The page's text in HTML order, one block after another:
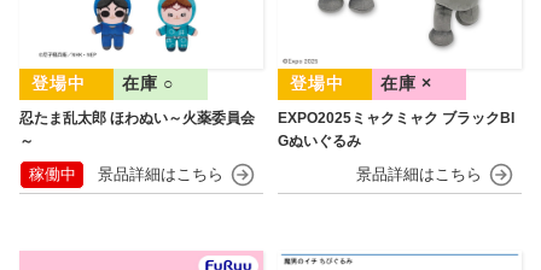
忍たま乱太郎 ほわぬい～火薬委員会
～
在庫 ○
稼働中
EXPO2025ミャクミャク ブラックBI
Gぬいぐるみ
在庫 ×